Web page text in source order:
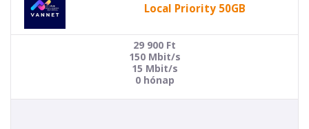
Local Priority 50GB
29 900 Ft
150 Mbit/s
15 Mbit/s
0 hónap